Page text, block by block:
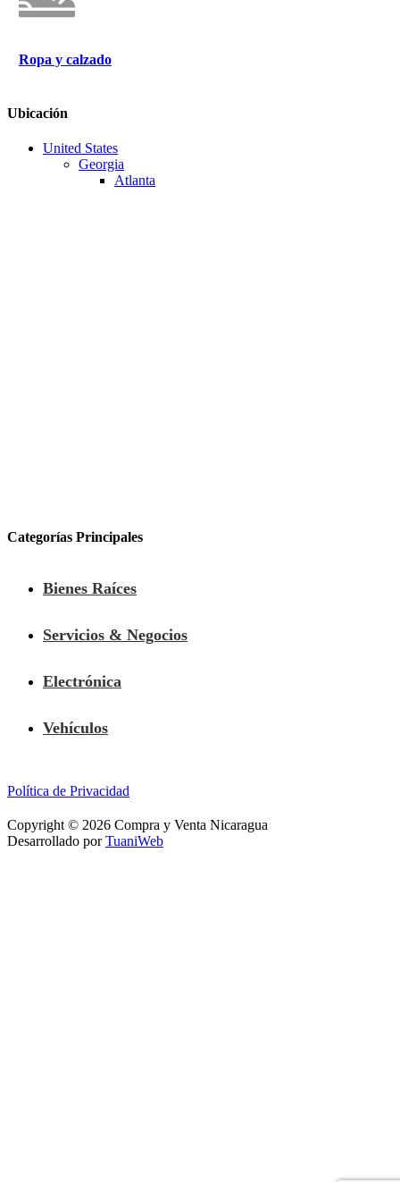
Ropa y calzado
Ubicación
United States
Georgia
Atlanta
Categorías Principales
Bienes Raíces
Servicios & Negocios
Electrónica
Vehículos
Política de Privacidad
Copyright © 2026 Compra y Venta Nicaragua
Desarrollado porTuaniWeb